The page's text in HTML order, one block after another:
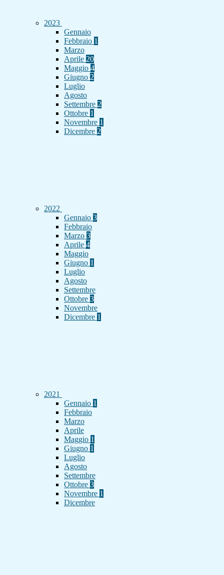
2023
Gennaio
Febbraio 1
Marzo
Aprile 20
Maggio 4
Giugno 2
Luglio
Agosto
Settembre 2
Ottobre 1
Novembre 1
Dicembre 2
2022
Gennaio 3
Febbraio
Marzo 3
Aprile 4
Maggio
Giugno 1
Luglio
Agosto
Settembre
Ottobre 3
Novembre
Dicembre 1
2021
Gennaio 1
Febbraio
Marzo
Aprile
Maggio 1
Giugno 1
Luglio
Agosto
Settembre
Ottobre 3
Novembre 1
Dicembre